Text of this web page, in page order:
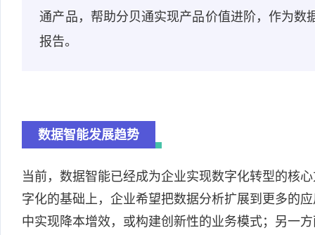
通产品，帮助分贝通实现产品价值进阶，作为数
报告。
数据智能发展趋势
当前，数据智能已经成为企业实现数字化转型的核
字化的基础上，企业希望把数据分析扩展到更多的
中实现降本增效，或构建创新性的业务模式；另一